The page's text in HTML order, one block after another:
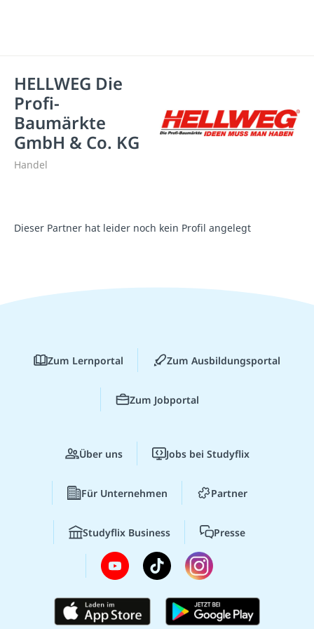
HELLWEG Die
Profi-
Baumärkte
GmbH & Co. KG
Handel
Dieser Partner hat leider noch kein Profil angelegt
Zum Lernportal Zum Ausbildungsportal
Zum Jobportal
Über uns Jobs bei Studyflix
Für Unternehmen Partner
Studyflix Business Presse